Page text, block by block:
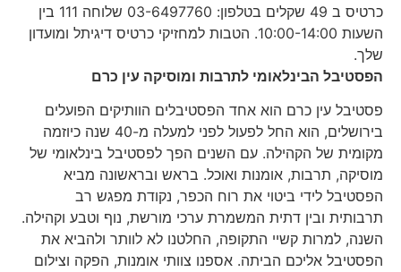
כרטיס ב 49 שקלים בטלפון: 03-6497760 שלוחה 111 בין
השעות 10:00-14:00. הטבות למחזיקי כרטיס דיגיתל ומועדון
שלך.
הפסטיבל הבינלאומי לתרבות ומוסיקה עין כרם
פסטיבל עין כרם הוא אחד הפסטיבלים הוותיקים הפועלים
בירושלים, הוא החל לפעול לפני למעלה מ-40 שנה כיוזמה
מקומית של הקהילה. עם השנים הפך לפסטיבל בינלאומי של
מוסיקה, תרבות, אומנות ואוכל. בראש ובראשונה מביא
הפסטיבל לידי ביטוי את רוח הכפר, נקודת מפגש רב
תרבותית ובין דתית המשמרת ערכי מורשת, נוף וטבע וקהילה.
השנה, למרות קשיי התקופה, החלטנו לא לוותר ולהביא את
הפסטיבל אליכם הביתה. אספנו צוותי אומנות, הפקה וצילום